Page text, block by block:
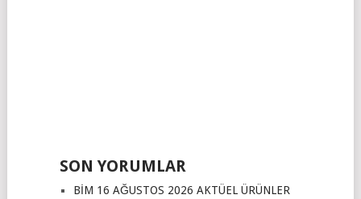
SON YORUMLAR
BİM 16 AĞUSTOS 2026 AKTÜEL ÜRÜNLER